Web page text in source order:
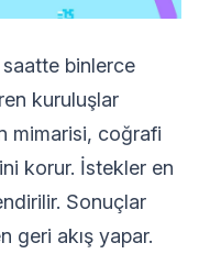
saatte binlerce
kuruluşlar
mimarisi, coğrafi
korur. İstekler en
Sonuçlar
geri akış yapar.